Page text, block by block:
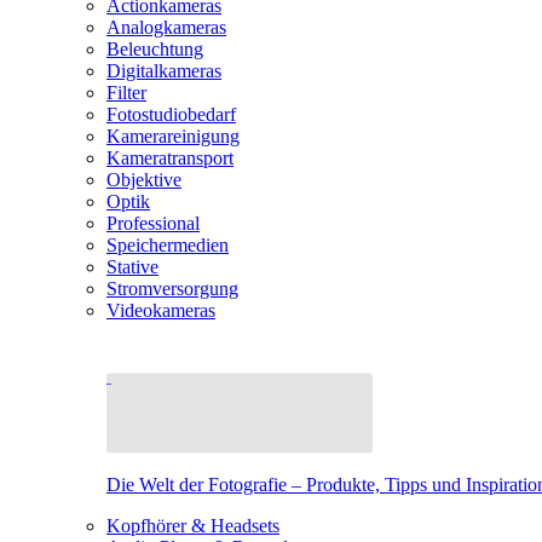
Actionkameras
Analogkameras
Beleuchtung
Digitalkameras
Filter
Fotostudiobedarf
Kamerareinigung
Kameratransport
Objektive
Optik
Professional
Speichermedien
Stative
Stromversorgung
Videokameras
Die Welt der Fotografie – Produkte, Tipps und
Kopfhörer & Headsets